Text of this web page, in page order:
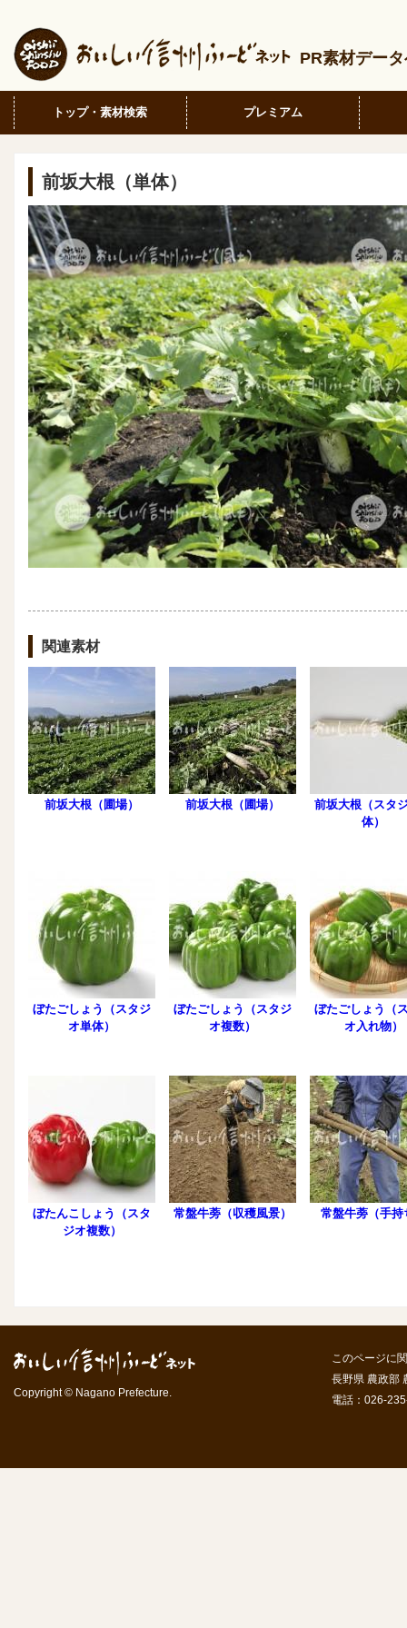
PR素材デー
トップ・素材検索 プレミアム
前坂大根（単体）
関連素材
前坂大根（圃場） 前坂大根（圃場）
前坂大根（スタ
体）
ぼたごしょう（スタジ
オ単体）
ぼたごしょう（スタジ
オ複数）
ぼたごしょう（
オ入れ物）
ぼたんこしょう（スタ
ジオ複数）
常盤牛蒡（収穫風景） 常盤牛蒡（手持
Copyright © Nagano Prefecture.
このページに
長野県 農政部
電話：026-